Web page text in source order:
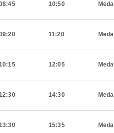
10:50
11:20
12:05
14:30
15:35